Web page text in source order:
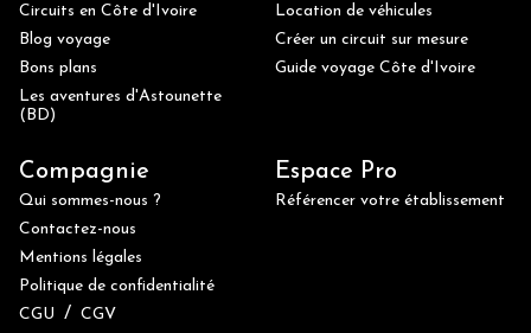
Circuits en Côte d'Ivoire
Blog voyage
Bons plans
Les aventures d'Astounette
(BD)
Location de véhicules
Créer un circuit sur mesure
Guide voyage Côte d'Ivoire
Compagnie
Qui sommes-nous ?
Contactez-nous
Mentions légales
Politique de confidentialité
CGU / CGV
Espace Pro
Référencer votre établissement